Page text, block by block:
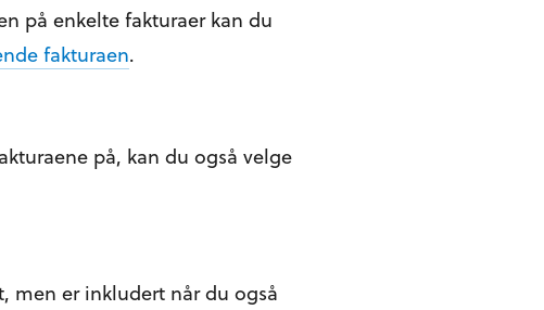
på enkelte fakturaer kan du
fakturaen.
på, kan du også velge
men er inkludert når du også